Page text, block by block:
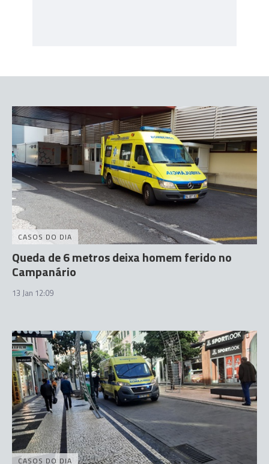
CASOS DO DIA
Queda de 6 metros deixa homem ferido no
Campanário
13 Jan 12:09
CASOS DO DIA